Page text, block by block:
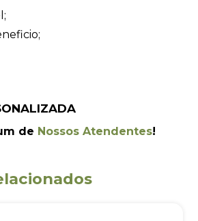
de Nossos Atendentes!